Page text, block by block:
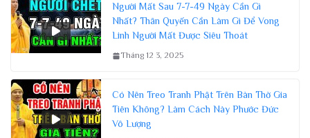
Người Mất Sau 7-7-49 Ngày Cần Gì
Nhất? Thân Quyến Cần Làm Gì Để Vong
Linh Người Mất Được Siêu Thoát
Tháng 12 3, 2025
Có Nên Treo Tranh Phật Trên Bàn Thờ Gia
Tiên Không? Làm Cách Này Phước Đức
Vô Lượng